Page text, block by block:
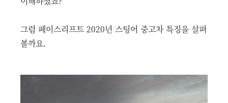
그럼 페이스리프트 2020년 스팅어 중고차 특징을 살펴
볼까요.